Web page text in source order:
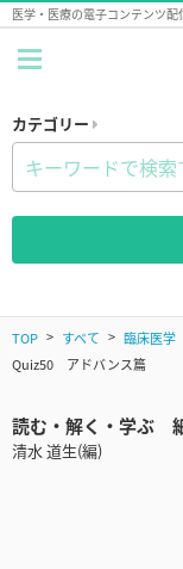
医学・医療の電子コンテンツ配
カテゴリー
TOP すべて 臨床医学
Quiz50 アドバンス篇
読む・解く・学ぶ
清水 道生(編)